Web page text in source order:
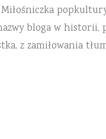
bloga w historii,
z zamiłowania